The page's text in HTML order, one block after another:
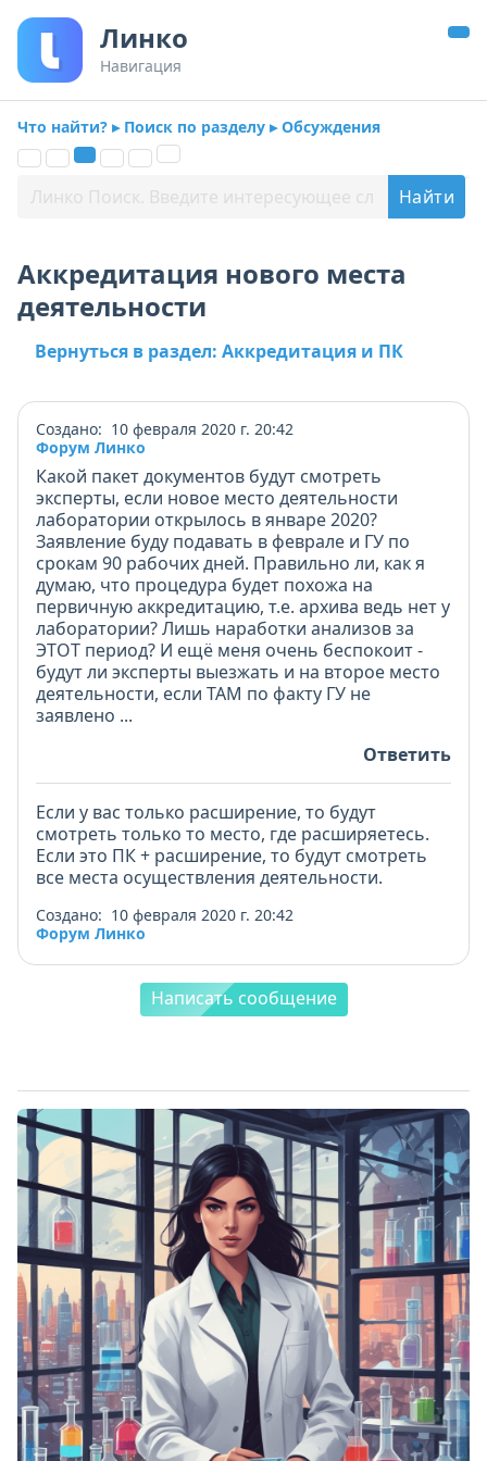
Линко
Навигация
Что найти? ▸ Поиск по разделу ▸ Обсуждения
Аккредитация нового места
деятельности
Вернуться в раздел: Аккредитация и ПК
Создано: 10 февраля 2020 г. 20:42
Форум Линко
Какой пакет документов будут смотреть
эксперты, если новое место деятельности
лаборатории открылось в январе 2020?
Заявление буду подавать в феврале и ГУ по
срокам 90 рабочих дней. Правильно ли, как я
думаю, что процедура будет похожа на
первичную аккредитацию, т.е. архива ведь нет у
лаборатории? Лишь наработки анализов за
ЭТОТ период? И ещё меня очень беспокоит -
будут ли эксперты выезжать и на второе место
деятельности, если ТАМ по факту ГУ не
заявлено ...
Ответить
Если у вас только расширение, то будут
смотреть только то место, где расширяетесь.
Если это ПК + расширение, то будут смотреть
все места осуществления деятельности.
Создано: 10 февраля 2020 г. 20:42
Форум Линко
Написать сообщение